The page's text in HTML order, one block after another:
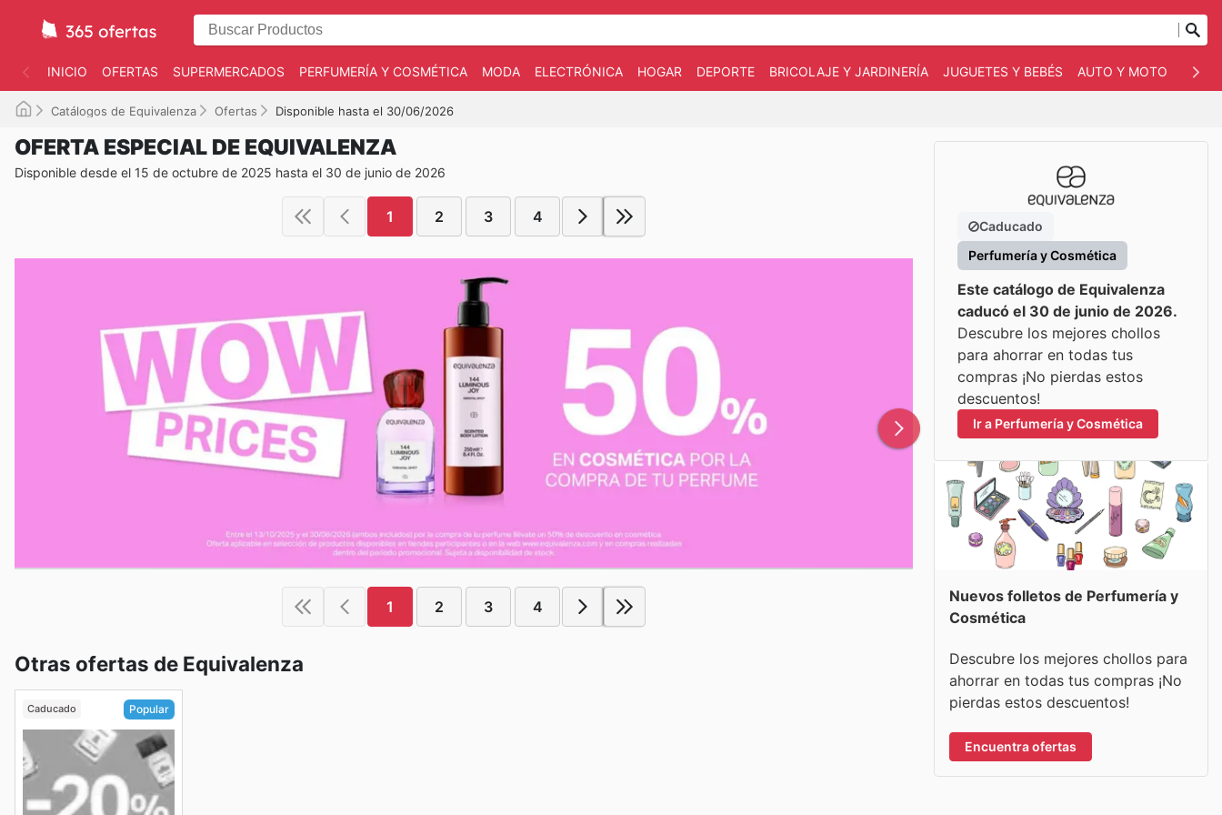
INICIO OFERTAS SUPERMERCADOS PERFUMERÍA Y COSMÉTICA MODA ELECTRÓNICA HOGAR DEPORTE BRICOLAJE Y JARDINERÍA JUGUETES Y BEBÉS AUTO Y MOTO
Catálogos de Equivalenza Ofertas Disponible hasta el 30/06/2026
OFERTA ESPECIAL DE EQUIVALENZA
Disponible desde el 15 de octubre de 2025 hasta el 30 de junio de 2026
1 2 3 4
1 2 3 4
Otras ofertas de Equivalenza
Caducado Popular
Caducado
Perfumería y Cosmética
Este catálogo de Equivalenza
caducó el 30 de junio de 2026.
Descubre los mejores chollos
para ahorrar en todas tus
compras ¡No pierdas estos
descuentos!
Ir a Perfumería y Cosmética
Nuevos folletos de Perfumería y
Cosmética
Descubre los mejores chollos para
ahorrar en todas tus compras ¡No
pierdas estos descuentos!
Encuentra ofertas